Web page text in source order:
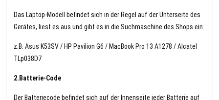
Das Laptop-Modell befindet sich in der Regel auf der Unterseite des
Gerätes, liest es aus und gibt es in die Suchmaschine des Shops ein.
z.B. Asus K53SV / HP Pavilion G6 / MacBook Pro 13 A1278 / Alcatel
TLp038D7
2.Batterie-Code
Der Batteriecode befindet sich auf der Innenseite jeder Batterie auf